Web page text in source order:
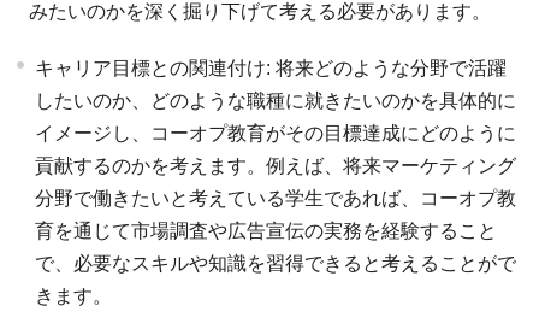
みたいのかを深く掘り下げて考える必要があります。
キャリア目標との関連付け: 将来どのような分野で活躍
したいのか、どのような職種に就きたいのかを具体的に
イメージし、コーオプ教育がその目標達成にどのように
貢献するのかを考えます。例えば、将来マーケティング
分野で働きたいと考えている学生であれば、コーオプ教
育を通じて市場調査や広告宣伝の実務を経験すること
で、必要なスキルや知識を習得できると考えることがで
きます。